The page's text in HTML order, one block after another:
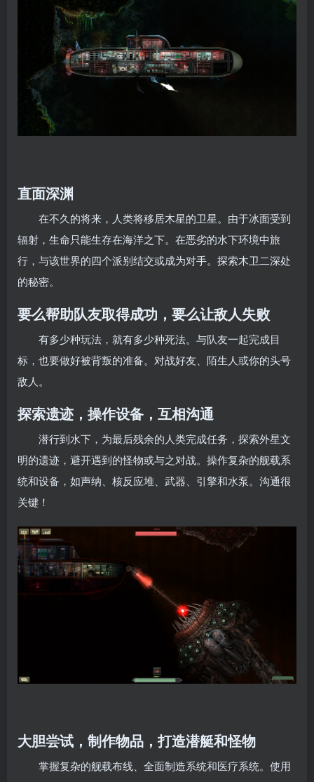
直面深渊
在不久的将来，人类将移居木星的卫星。由于冰面受到
辐射，生命只能生存在海洋之下。在恶劣的水下环境中旅
行，与该世界的四个派别结交或成为对手。探索木卫二深处
的秘密。
要么帮助队友取得成功，要么让敌人失败
有多少种玩法，就有多少种死法。与队友一起完成目
标，也要做好被背叛的准备。对战好友、陌生人或你的头号
敌人。
探索遗迹，操作设备，互相沟通
潜行到水下，为最后残余的人类完成任务，探索外星文
明的遗迹，避开遇到的怪物或与之对战。操作复杂的舰载系
统和设备，如声纳、核反应堆、武器、引擎和水泵。沟通很
关键！
大胆尝试，制作物品，打造潜艇和怪物
掌握复杂的舰载布线、全面制造系统和医疗系统。使用